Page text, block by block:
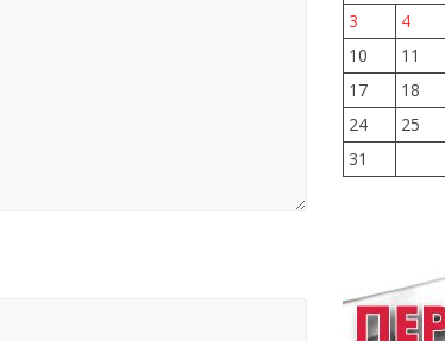
3
4
10
11
17
18
24
25
31